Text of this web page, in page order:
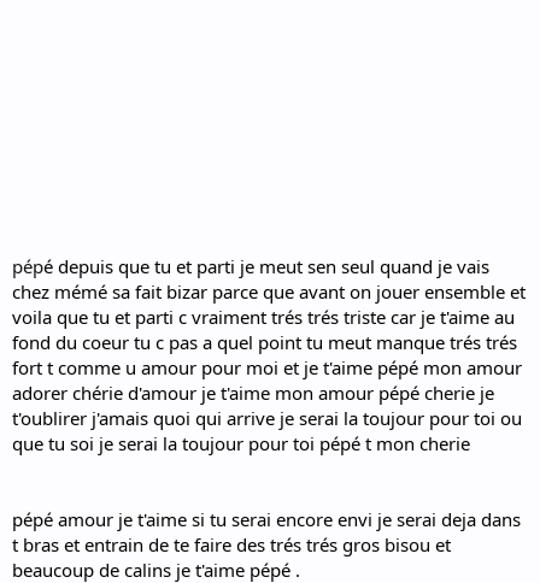
pépé depuis que tu et parti je meut sen seul quand je vais
chez mémé sa fait bizar parce que avant on jouer ensemble et
voila que tu et parti c vraiment trés trés triste car je t'aime au
fond du coeur tu c pas a quel point tu meut manque trés trés
fort t comme u amour pour moi et je t'aime pépé mon amour
adorer chérie d'amour je t'aime mon amour pépé cherie je
t'oublirer j'amais quoi qui arrive je serai la toujour pour toi ou
que tu soi je serai la toujour pour toi pépé t mon cherie
pépé amour je t'aime si tu serai encore envi je serai deja dans
t bras et entrain de te faire des trés trés gros bisou et
beaucoup de calins je t'aime pépé .